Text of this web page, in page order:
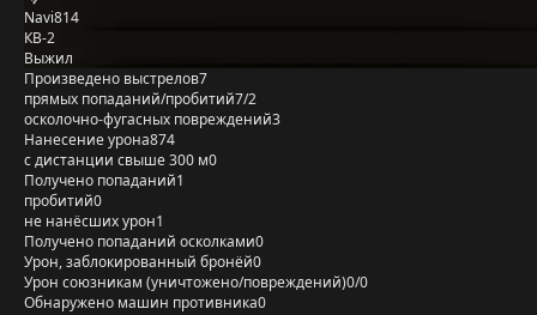
Navi814
КВ-2
Выжил
Произведено выстрелов7
прямых попаданий/пробитий7/2
осколочно-фугасных повреждений3
Нанесение урона874
с дистанции свыше 300 м0
Получено попаданий1
пробитий0
не нанёсших урон1
Получено попаданий осколками0
Урон, заблокированный бронёй0
Урон союзникам (уничтожено/повреждений)0/0
Обнаружено машин противника0